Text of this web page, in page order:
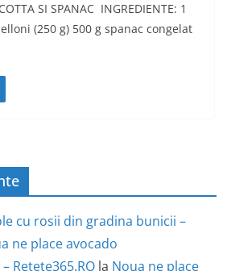
SI SPANAC INGREDIENTE: 1
(250 g) 500 g spanac congelat
cu rosii din gradina bunicii –
ne place avocado
Retete365.RO la Noua ne place